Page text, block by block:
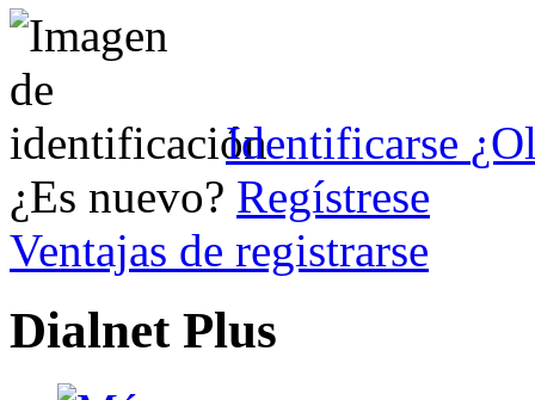
Identificarse
¿Es nuevo? Regístrese
Ventajas de registrarse
Dialnet Plus